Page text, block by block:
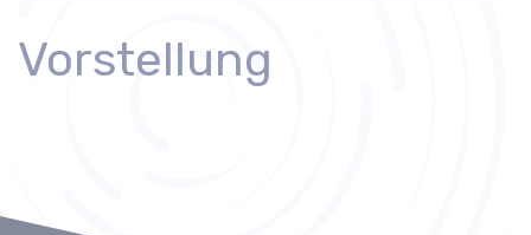
Vorstellung